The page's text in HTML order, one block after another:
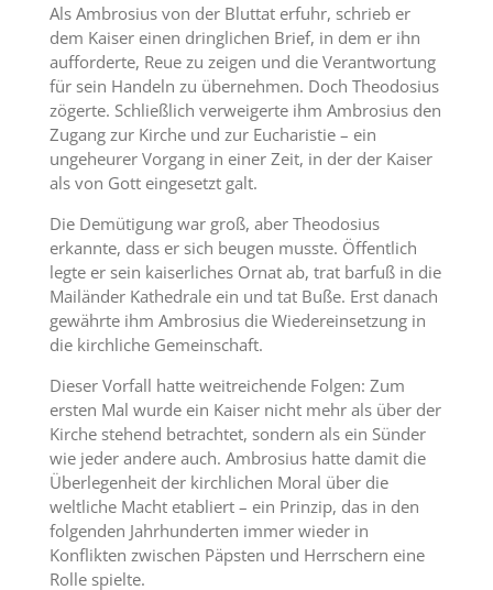
Als Ambrosius von der Bluttat erfuhr, schrieb er
dem Kaiser einen dringlichen Brief, in dem er ihn
aufforderte, Reue zu zeigen und die Verantwortung
für sein Handeln zu übernehmen. Doch Theodosius
zögerte. Schließlich verweigerte ihm Ambrosius den
Zugang zur Kirche und zur Eucharistie – ein
ungeheurer Vorgang in einer Zeit, in der der Kaiser
als von Gott eingesetzt galt.
Die Demütigung war groß, aber Theodosius
erkannte, dass er sich beugen musste. Öffentlich
legte er sein kaiserliches Ornat ab, trat barfuß in die
Mailänder Kathedrale ein und tat Buße. Erst danach
gewährte ihm Ambrosius die Wiedereinsetzung in
die kirchliche Gemeinschaft.
Dieser Vorfall hatte weitreichende Folgen: Zum
ersten Mal wurde ein Kaiser nicht mehr als über der
Kirche stehend betrachtet, sondern als ein Sünder
wie jeder andere auch. Ambrosius hatte damit die
Überlegenheit der kirchlichen Moral über die
weltliche Macht etabliert – ein Prinzip, das in den
folgenden Jahrhunderten immer wieder in
Konflikten zwischen Päpsten und Herrschern eine
Rolle spielte.